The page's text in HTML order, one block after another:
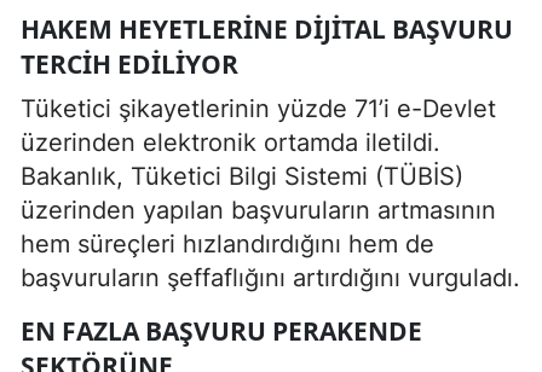
HAKEM HEYETLERINE DIJITAL BAŞVURU
TERCIH EDILIYOR
Tüketici şikayetlerinin yüzde 71’i e-Devlet
üzerinden elektronik ortamda iletildi.
Bakanlık, Tüketici Bilgi Sistemi (TÜBİS)
üzerinden yapılan başvuruların artmasının
hem süreçleri hızlandırdığını hem de
başvuruların şeffaflığını artırdığını vurguladı.
EN FAZLA BAŞVURU PERAKENDE